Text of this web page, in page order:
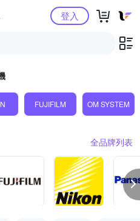
Yahoo購物中心登入
FUJIFILM OM SYSTEM
全品牌列表